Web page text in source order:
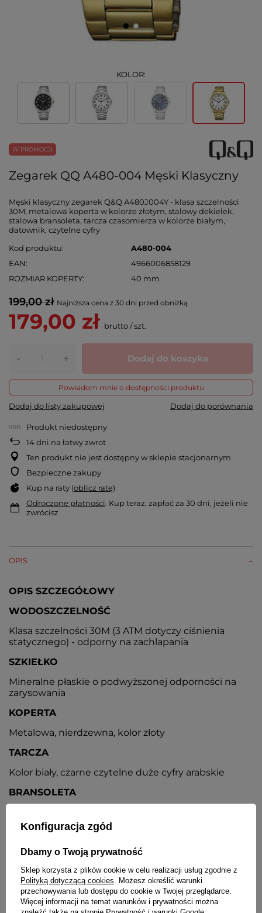
KOLOR:
W PROMOCJI
Zegarek QQ A480-004 Męski Klasyczny
Męski klasyczny zegarek Q&Q A480J004Y - klasa szczelności
30M, metalowa koperta w kolorze złotym, stalowy dekielek,
stalowa bransoleta, tarcza czasomierza w kolorze białym,
datownik, czytelne cyfry
Kod produktu
A480-004
EAN
4966006858129
ROZMIAR KOPERTY
40 mm
199,00 zł Najniższa cena z 30 dni przed obniżką
179,00 zł brutto/szt.
- + Dodaj do koszyka
Powiadom mnie o dostępności produktu
Dodaj do listy zakupowej Dodaj do porównania
Produkt niedostępny
14dni na łatwy zwrot
Ten produkt nie jest dostępny w sklepie stacjonarnym
Bezpieczne zakupy
Kup na raty (oblicz ratę)
Odroczone płatności. Kup teraz, zapłać za 30 dni, jeżeli nie
zwrócisz
OPIS
OPIS SZCZEGÓŁOWY
WODOSZCZELNOŚĆ
Klasa szczelności 30M (3 ATM dotyczy ciśnienia
statycznego) - odporny na zachlapania
SZKIEŁKO
Mineralne płaskie o podwyższonej odporności na
zarysowania
KOPERTA
Metalowa, nierdzewna, kolor złoty
TARCZA
Kolor biały, czarne czytelne duże cyfry arabskie
BRANSOLETA
ZAPIĘCIE
Pełne, zamknięte, z możliwością regulacji
DEKIELEK
Stalowy
Konfiguracja zgód
Dbamy o Twoją prywatność
Sklep korzysta z plików cookie w celu realizacji usług zgodnie z
Polityką dotyczącą cookies. Możesz określić warunki
przechowywania lub dostępu do cookie w Twojej przeglądarce.
Więcej informacji na temat warunków i prywatności można